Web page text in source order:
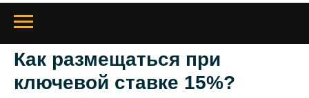
Как размещаться при
ключевой ставке 15%?